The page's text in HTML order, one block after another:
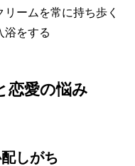
ームを常に持ち歩く
浴をする
恋愛の悩み
しがち